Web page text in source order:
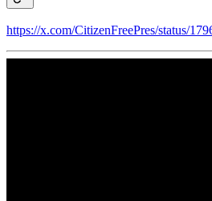
https://x.com/CitizenFreePres/status/